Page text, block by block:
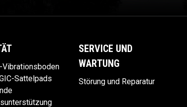
Sattelpads
SERVICE UND
WARTUNG
Störung und Reparatur